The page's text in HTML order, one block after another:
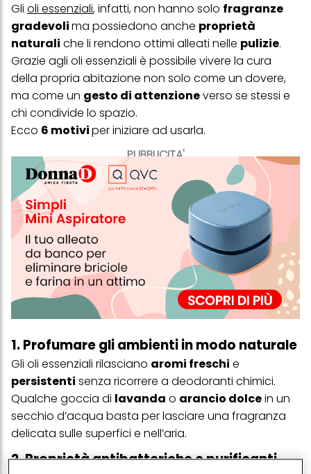
PUBBLICITA'
Gli oli essenziali, infatti, non hanno solo fragranze
gradevolima possiedono anche proprietà
naturali che li rendono ottimi alleati nelle pulizie.
Grazie agli oli essenziali è possibile vivere la cura
della propria abitazione non solo come un dovere,
ma come un gesto di attenzioneverso se stessi e
chi condivide lo spazio.
Ecco 6 motiviper iniziare ad usarla.
1. Profumare gli ambienti in modo naturale
Gli oli essenziali rilasciano aromi freschi e
persistenti senza ricorrere a deodoranti chimici.
Qualche goccia di lavanda o arancio dolcein un
secchio d’acqua basta per lasciare una fragranza
delicata sulle superfici e nell’aria.
2. Proprietà antibatteriche e purificanti